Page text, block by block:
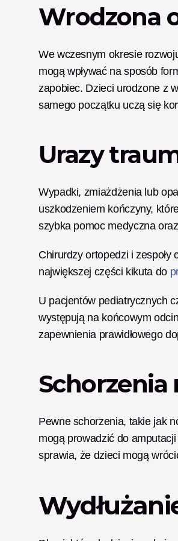
Wrodzona
We wczesnym okresie
mogą wpływać na sposób
zapobiec. Dzieci urodzone z
samego początku uczą się
Urazy
Wypadki, zmiażdżenia lub
uszkodzeniem kończyny,
szybka pomoc medyczna
Chirurdzy ortopedzi i
największej części kikuta do
U pacjentów pediatrycznych
występują na końcowym
zapewnienia prawidłowego
Schorzenia
Pewne schorzenia, takie jak
mogą prowadzić do
sprawia, że dzieci mogą